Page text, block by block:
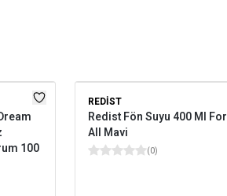
100
REDIST
Redist Fön Suyu 400 Ml For
All Mavi
(0)